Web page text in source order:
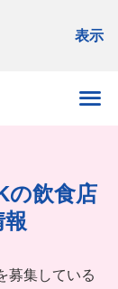
表示
の飲食店
募集している